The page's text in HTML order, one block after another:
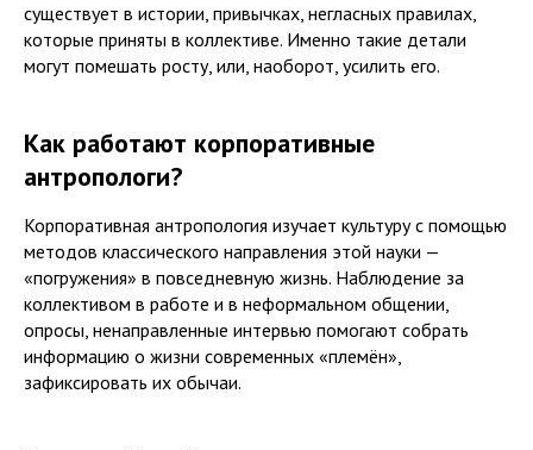
существует в истории, привычках, негласных правилах,
которые приняты в коллективе. Именно такие детали
могут помешать росту, или, наоборот, усилить его.
Как работают корпоративные
антропологи?
Корпоративная антропология изучает культуру с помощью
методов классического направления этой науки —
«погружения» в повседневную жизнь. Наблюдение за
коллективом в работе и в неформальном общении,
опросы, ненаправленные интервью помогают собрать
информацию о жизни современных «племён»,
зафиксировать их обычаи.